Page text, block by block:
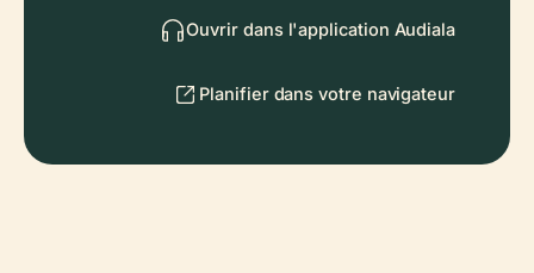
Ouvrir dans l'application Audiala
Planifier dans votre navigateur